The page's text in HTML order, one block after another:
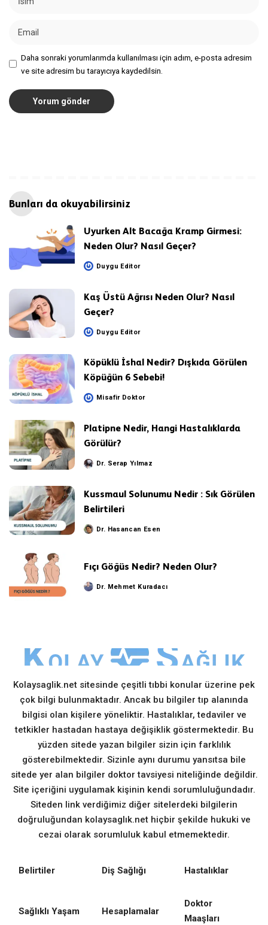
Daha sonraki yorumlarımda kullanılması için adım, e-posta adresim
ve site adresim bu tarayıcıya kaydedilsin.
Bunları da okuyabilirsiniz
Uyurken Alt Bacağa Kramp Girmesi:
Neden Olur? Nasıl Geçer?
PostedDuygu Editor
Kaş Üstü Ağrısı Neden Olur? Nasıl
Geçer?
PostedDuygu Editor
Köpüklü İshal Nedir? Dışkıda Görülen
Köpüğün 6 Sebebi!
PostedMisafir Doktor
Platipne Nedir, Hangi Hastalıklarda
Görülür?
PostedDr. Serap Yılmaz
Kussmaul Solunumu Nedir : Sık Görülen
Belirtileri
PostedDr. Hasancan Esen
Fıçı Göğüs Nedir? Neden Olur?
PostedDr. Mehmet Kuradacı
Kolaysaglik.net sitesinde çeşitli tıbbi konular üzerine pek
çok bilgi bulunmaktadır. Ancak bu bilgiler tıp alanında
bilgisi olan kişilere yöneliktir. Hastalıklar, tedaviler ve
tetkikler hastadan hastaya değişiklik göstermektedir. Bu
yüzden sitede yazan bilgiler sizin için farklılık
gösterebilmektedir. Sizinle aynı durumu yansıtsa bile
sitede yer alan bilgiler doktor tavsiyesi niteliğinde değildir.
Site içeriğini uygulamak kişinin kendi sorumluluğundadır.
Siteden link verdiğimiz diğer sitelerdeki bilgilerin
doğruluğundan kolaysaglık.net hiçbir şekilde hukuki ve
cezai olarak sorumluluk kabul etmemektedir.
Belirtiler Diş Sağlığı Hastalıklar
Sağlıklı Yaşam Hesaplamalar
Doktor
Maaşları